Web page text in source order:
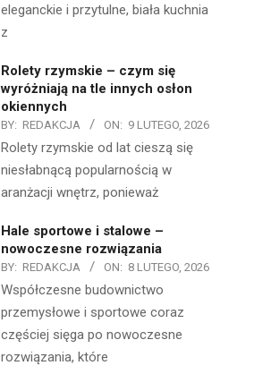
eleganckie i przytulne, biała kuchnia
z
Rolety rzymskie – czym się
wyróżniają na tle innych osłon
okiennych
BY: REDAKCJA ON: 9 LUTEGO, 2026
Rolety rzymskie od lat cieszą się
niesłabnącą popularnością w
aranżacji wnętrz, ponieważ
Hale sportowe i stalowe –
nowoczesne rozwiązania
BY: REDAKCJA ON: 8 LUTEGO, 2026
Współczesne budownictwo
przemysłowe i sportowe coraz
częściej sięga po nowoczesne
rozwiązania, które